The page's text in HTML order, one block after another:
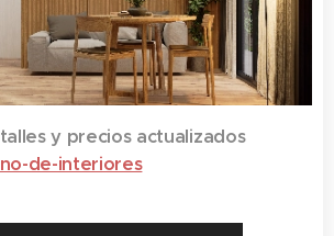
y precios actualizados
de-interiores